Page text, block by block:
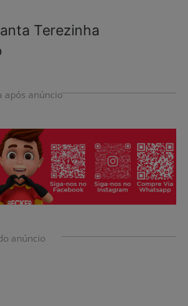
Terezinha
após anúncio
anúncio